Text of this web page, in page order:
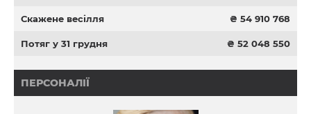
Скажене весілля ₴ 54 910 768
Потяг у 31 грудня ₴ 52 048 550
ПЕРСОНАЛІЇ